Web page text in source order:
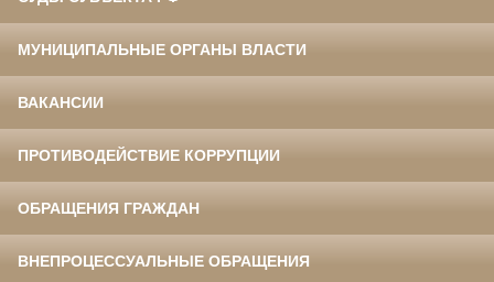
МУНИЦИПАЛЬНЫЕ ОРГАНЫ ВЛАСТИ
ВАКАНСИИ
ПРОТИВОДЕЙСТВИЕ КОРРУПЦИИ
ОБРАЩЕНИЯ ГРАЖДАН
ВНЕПРОЦЕССУАЛЬНЫЕ ОБРАЩЕНИЯ